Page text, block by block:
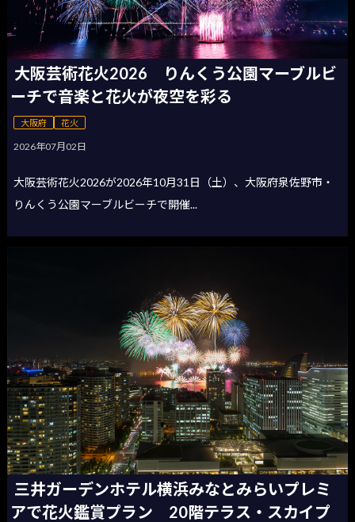
大阪芸術花火2026 りんくう公園マーブルビ
ーチで音楽と花火が夜空を彩る
大阪府 花火
2026年07月02日
大阪芸術花火2026が2026年10月31日（土）、大阪府泉佐野市・
りんくう公園マーブルビーチで開催...
三井ガーデンホテル横浜みなとみらいプレミ
アで花火鑑賞プラン 20階テラス・スカイプ